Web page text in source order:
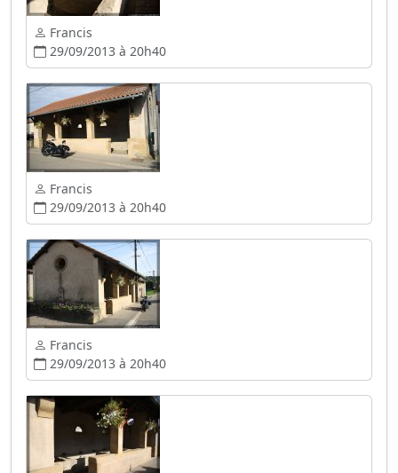
Francis
29/09/2013 à 20h40
Francis
29/09/2013 à 20h40
Francis
29/09/2013 à 20h40